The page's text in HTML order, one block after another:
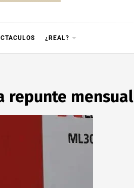
¿REAL?
repunte mensual